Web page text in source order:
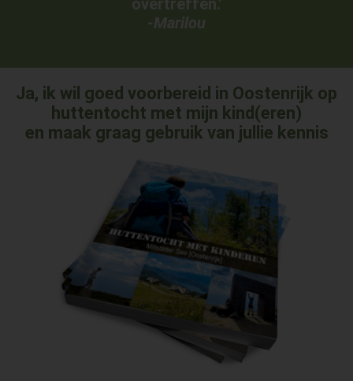
overtreffen.'
-Marilou
Ja, ik wil goed voorbereid in Oostenrijk op
huttentocht met mijn kind(eren)
en maak graag gebruik van jullie kennis